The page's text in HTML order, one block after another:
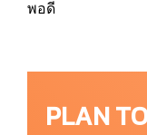
พอดี
PLAN